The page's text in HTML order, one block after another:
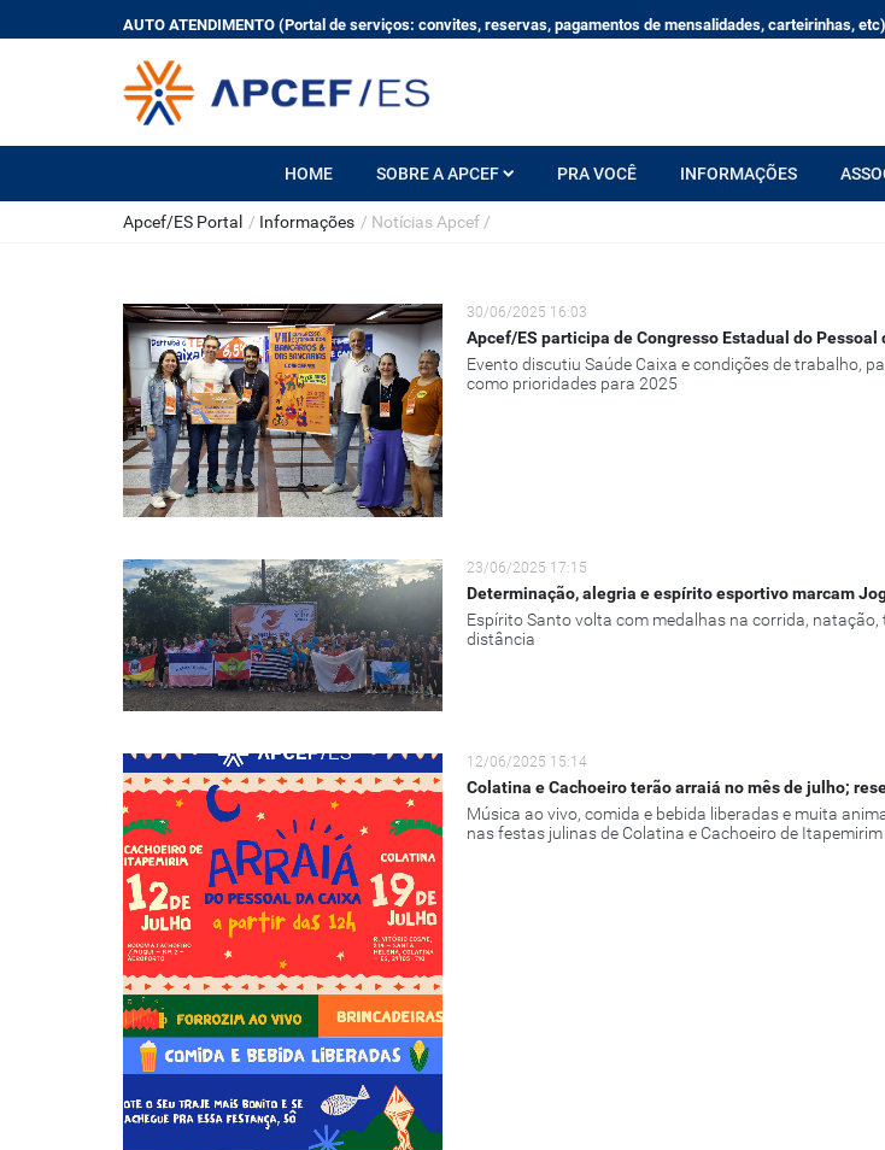
AUTO ATENDIMENTO (Portal de serviços: convites, reservas, pagamentos de mensalidades, carteirinhas, etc)
HOME SOBRE A APCEF PRA VOCÊ INFORMAÇÕES
Apcef/ES Portal / Informações / Notícias Apcef /
30/06/2025 16:03
Apcef/ES participa de Congresso Estadual do Pessoal
Evento discutiu Saúde Caixa e condições de trabalho,
como prioridades para 2025
23/06/2025 17:15
Determinação, alegria e espírito esportivo marcam
Espírito Santo volta com medalhas na corrida, natação,
distância
12/06/2025 15:14
Colatina e Cachoeiro terão arraiá no mês de julho;
Música ao vivo, comida e bebida liberadas e muita
nas festas julinas de Colatina e Cachoeiro de Itapemirim